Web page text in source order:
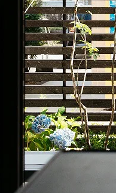
施工事例/Works